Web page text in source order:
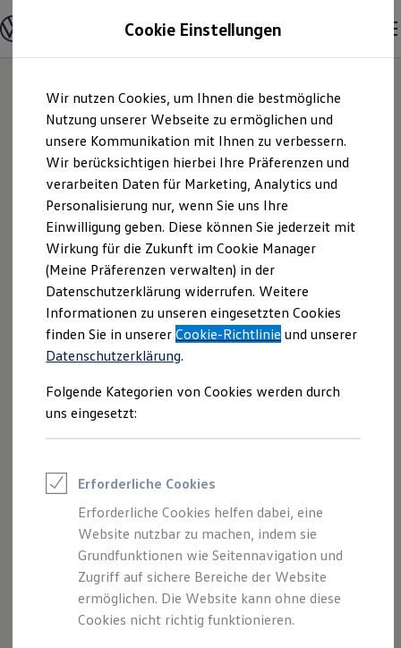
Hauptinhalt
springen
Footer
springen
Modelle & Konfigurator
Nutzfahrzeugkategorien entdecken
Modelle konfigurieren
Vorgängermodelle und Oldtimer
Vorgängermodelle
Oldtimer
Bulli Historie
Branchenlösungen & Gewerbekunden
Umbaulösungen und Hersteller finden
Auf- und Umbauten entdecken & konfigurieren
Groß- und Sonderkunden
Großkunden
Kommunen & Behörden
Journalisten
Sportvereine
Branchenlösungen
Bau & Handwerk
Gewerbliche Personenbeförderung
Service & mobile Werkstätten
Kurier, Logistik & Handel
Feuerwehr
Rettungsdienste
ONE Business ID Vorteile
Fahrzeugsuche & Marktplatz
Digitaler Marktplatz
Kauf & Finanzierung
Online-Fahrzeugbewertung
Aktionen & Angebote
E-Auto-Förderung
Für Privatkunden
Für Gewerbekunden
Profi Paket
TopDeal
Autohaus Brass
Vertriebs GmbH &
Co. KG | Impressum
& Rechtliches
Hier finden Sie Informationen über die
Autohaus Brass Vertriebs GmbH & Co.
KG als verantwortliche Anbieterin von
Inhalten und Angeboten, die auf dieser
Impressum
Datenschutzerklärung
Impressum
Cookie Einstellungen
Wir nutzen Cookies, um Ihnen die bestmögliche
Nutzung unserer Webseite zu ermöglichen und
unsere Kommunikation mit Ihnen zu verbessern.
Wir berücksichtigen hierbei Ihre Präferenzen und
verarbeiten Daten für Marketing, Analytics und
Personalisierung nur, wenn Sie uns Ihre
Einwilligung geben. Diese können Sie jederzeit mit
Wirkung für die Zukunft im Cookie Manager
(Meine Präferenzen verwalten) in der
Datenschutzerklärung widerrufen. Weitere
Informationen zu unseren eingesetzten Cookies
finden Sie in unsererCookie-Richtlinie und unserer
Datenschutzerklärung.
Folgende Kategorien von Cookies werden durch
uns eingesetzt:
Erforderliche Cookies
Erforderliche Cookies helfen dabei, eine
Website nutzbar zu machen, indem sie
Grundfunktionen wie Seitennavigation und
Zugriff auf sichere Bereiche der Website
ermöglichen. Die Website kann ohne diese
Cookies nicht richtig funktionieren.